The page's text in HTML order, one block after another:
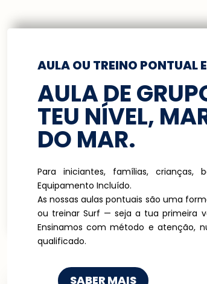
AULA OU TREINO PONTUAL
AULA DE
TEU NÍVEL,
DO MAR.
Para iniciantes, famílias, crianças,
Equipamento Incluído.
As nossas aulas pontuais são uma
ou treinar Surf — seja a tua primeira
Ensinamos com método e atenção,
qualificado.
SABER MAIS